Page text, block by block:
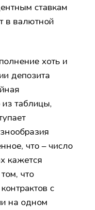
ставкам
в валютной
хоть и
депозита
таблицы,
что – число
кажется
что
с
на одном